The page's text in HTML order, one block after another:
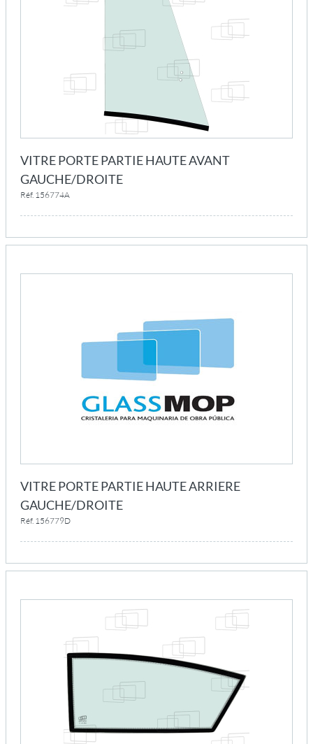
VITRE PORTE PARTIE HAUTE AVANT
GAUCHE/DROITE
Réf. 156774A
VITRE PORTE PARTIE HAUTE ARRIERE
GAUCHE/DROITE
Réf. 156779D